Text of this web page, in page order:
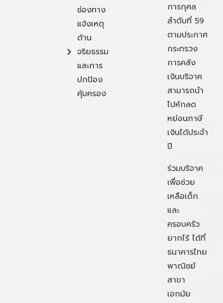
ช่องทาง
แจ้งเหตุ
ด้าน
จริยธรรม
และการ
ปกป้อง
คุ้มครอง
การกุศล
ลำดับที่ 59
ตามประกาศ
กระทรวง
การคลัง
เงินบริจาค
สามารถนำ
ไปหักลด
หย่อนภาษี
เงินได้ประจำ
ปี
ร่วมบริจาค
เพื่อช่วย
เหลือเด็ก
และ
ครอบครัว
ยากไร้ ได้ที่
ธนาคารไทย
พาณิชย์
สาขา
เอกมัย